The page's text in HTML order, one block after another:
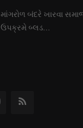
માંગરોળ બંદરે ખારવા
ઉપક્રમે બ્લડ...